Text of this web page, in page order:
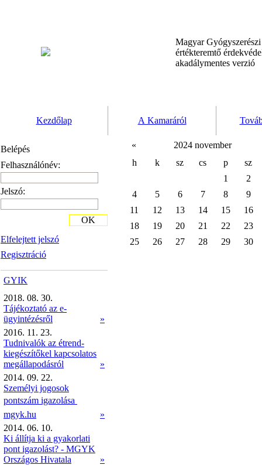
Magyar
értékteremtő
akadálymentes verzió
Kezdőlap A Kamaráról
Belépés
Felhasználónév:
Jelszó:
Elfelejtett jelszó
Regisztráció
OK
GYIK
2018. 08. 30.
Tájékoztató az e-
ügyintézésről
»
2016. 11. 23.
Tudnivalók az étrend-
kiegészítőkel kapcsolatos
megállapodásról
»
2014. 09. 22.
Személyi jogosok
pontszám igazolása 
mgyk.hu
»
2014. 06. 10.
Ki állítja ki a gyakorlati
pont igazolást? - MGYK
Országos Hivatala
»
«
2024 november
h
k sz cs p
sz
1
2
4
5 6 7 8
9
11
12 13 14 15
16
18
19 20 21 22
23
25
26 27 28 29 30